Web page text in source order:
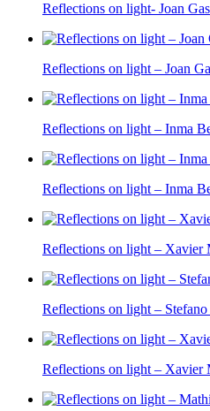
Reflections on light- Joan
Reflections on light – Joan
Reflections on light – Inma
Reflections on light – Inma
Reflections on light – Xavier
Reflections on light –
Reflections on light – Xavier